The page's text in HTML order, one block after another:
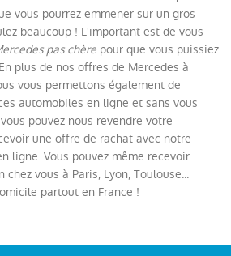
vous pourrez emmener sur un gros
beaucoup ! L'important est de vous
pas chère pour que vous puissiez
plus de nos offres de Mercedes à
vous permettons également de
automobiles en ligne et sans vous
pouvez nous revendre votre
une offre de rachat avec notre
ligne. Vous pouvez même recevoir
vous à Paris, Lyon, Toulouse...
partout en France !